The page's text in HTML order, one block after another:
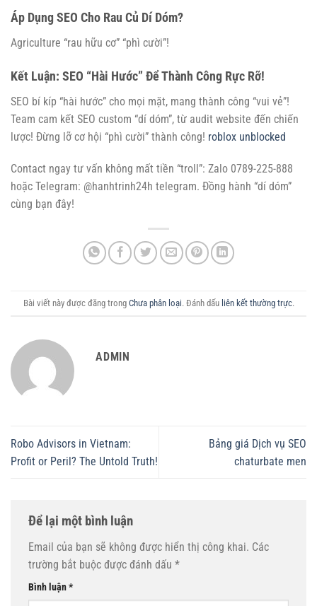
Áp Dụng SEO Cho Rau Củ Dí Dóm?
Agriculture “rau hữu cơ” “phì cười”!
Kết Luận: SEO “Hài Hước” Để Thành Công Rực Rỡ!
SEO bí kíp “hài hước” cho mọi mặt, mang thành công “vui vẻ”!
Team cam kết SEO custom “dí dóm”, từ audit website đến chiến
lược! Đừng lỡ cơ hội “phì cười” thành công! roblox unblocked
Contact ngay tư vấn không mất tiền “troll”: Zalo 0789-225-888
hoặc Telegram: @hanhtrinh24h telegram. Đồng hành “dí dóm”
cùng bạn đây!
Bài viết này được đăng trong Chưa phân loại. Đánh dấu liên kết thường trực.
ADMIN
Robo Advisors in Vietnam:
Profit or Peril? The Untold Truth!
Bảng giá Dịch vụ SEO
chaturbate men
Để lại một bình luận
Email của bạn sẽ không được hiển thị công khai. Các
trường bắt buộc được đánh dấu *
Bình luận*